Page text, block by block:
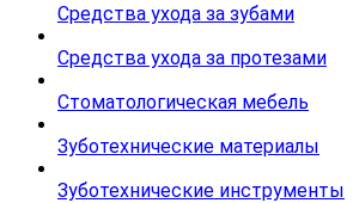
Средства ухода за зубами
Средства ухода за протезами
Стоматологическая мебель
Зуботехнические материалы
Зуботехнические инструменты